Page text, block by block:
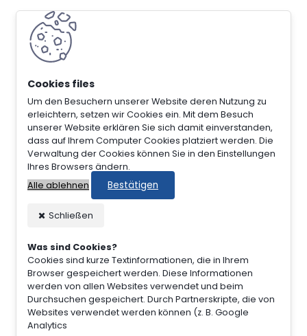
Um den Besuchern unserer Website deren Nutzung zu
erleichtern, setzen wir Cookies ein. Mit dem Besuch
unserer Website erklären Sie sich damit einverstanden,
dass auf Ihrem Computer Cookies platziert werden. Die
Verwaltung der Cookies können Sie in den Einstellungen
Ihres Browsers ändern.
Alle ablehnen
Bestätigen
Schließen
Was sind Cookies?
Cookies sind kurze Textinformationen, die in Ihrem
Browser gespeichert werden. Diese Informationen
werden von allen Websites verwendet und beim
Durchsuchen gespeichert. Durch Partnerskripte, die von
Websites verwendet werden können (z. B. Google
Analytics